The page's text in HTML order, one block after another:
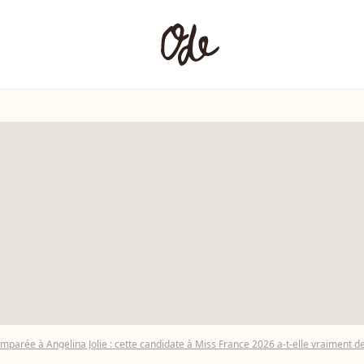
à Angelina Jolie : cette candidate à Miss France 2026 a-t-elle vraiment